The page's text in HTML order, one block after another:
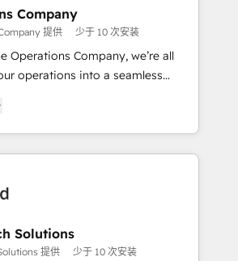
team designs solutions
boost performance, and
🌍 Highlights •
since 2012 • 2022 EMEA Impact
in 30+ industries • Proprietary
• Multilingual team:
Company
提供 少于 10 次安装
Operations Company, we’re all
operations into a seamless
systems into efficient,
that work across your entire
how. We know that no two
we dive in to understand your
challenges to deliver solutions that
Solutions
提供 少于 10 次安装